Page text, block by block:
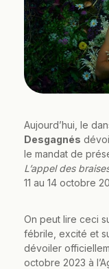
Aujourd’hui, le
Desgagnés
le mandat de
L’appel des
11 au 14 octobre
On peut lire ceci
fébrile, excité et
dévoiler
octobre 2023 à